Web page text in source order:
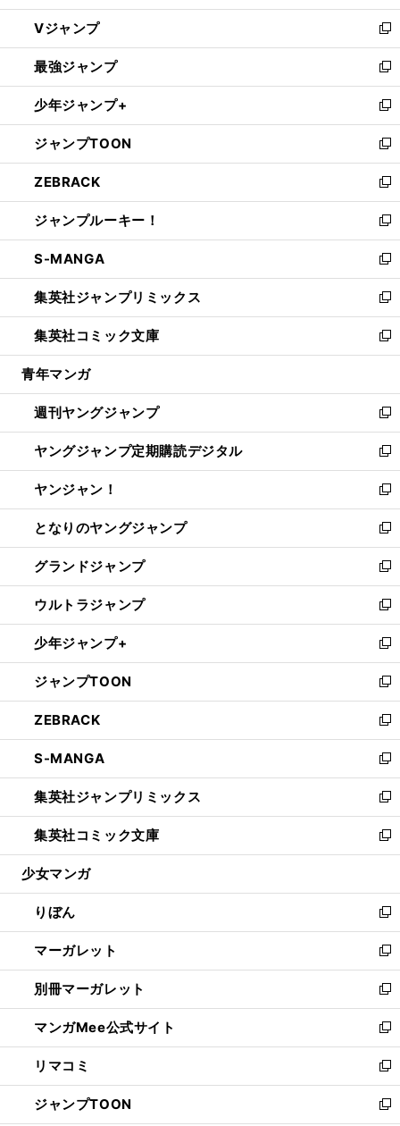
ウ
ィ
ン
ド
ウ
で
開
く
し
い
ウ
ィ
ン
ド
ウ
で
開
く
Vジャンプ
新
し
い
ウ
ィ
ン
ド
ウ
で
開
く
最強ジャンプ
新
し
い
ウ
ィ
ン
ド
ウ
で
開
く
少年ジャンプ+
新
し
い
ウ
ィ
ン
ド
ウ
で
開
く
ジャンプTOON
新
し
い
ウ
ィ
ン
ド
ウ
で
開
く
ZEBRACK
新
し
い
ウ
ィ
ン
ド
ウ
で
開
ジャンプルーキー！
新
し
い
ウ
ィ
ン
ド
ウ
開
く
S-MANGA
新
し
い
ウ
ィ
ン
ウ
で
開
く
集英社ジャンプリミックス
新
し
い
ウ
ン
ド
ウ
で
開
く
集英社コミック文庫
新
し
ウ
ィ
ン
ド
ウ
で
開
く
青年マンガ
週刊ヤングジャンプ
新
し
い
ウ
ィ
ン
ド
ウ
で
開
く
ヤングジャンプ定期購読デジタル
新
し
い
ウ
ィ
ン
ド
ウ
で
開
く
ヤンジャン！
新
し
い
ウ
ィ
ン
ド
ウ
で
開
く
となりのヤングジャンプ
新
し
い
ウ
ィ
ン
ド
ウ
で
開
く
グランドジャンプ
新
し
い
ウ
ィ
ン
ド
ウ
で
開
く
ウルトラジャンプ
新
し
い
ウ
ィ
ン
ド
ウ
で
開
く
少年ジャンプ+
新
し
い
ウ
ィ
ン
ド
ウ
で
開
く
ジャンプTOON
新
し
い
ウ
ィ
ン
ド
ウ
で
開
ZEBRACK
新
し
い
ウ
ィ
ン
ド
ウ
開
く
S-MANGA
新
し
い
ウ
ィ
ン
ウ
で
開
く
集英社ジャンプリミックス
新
し
い
ウ
ン
ド
ウ
で
開
く
集英社コミック文庫
新
し
ウ
ィ
ン
ド
ウ
で
開
く
少女マンガ
りぼん
新
し
い
ウ
ィ
ン
ド
ウ
で
開
く
マーガレット
新
し
い
ウ
ィ
ン
ド
ウ
で
別冊マーガレット
新
し
い
ウ
ィ
ン
ド
マンガMee公式サイト
新
し
い
ウ
ィ
リマコミ
新
し
い
ジャンプTOON
新